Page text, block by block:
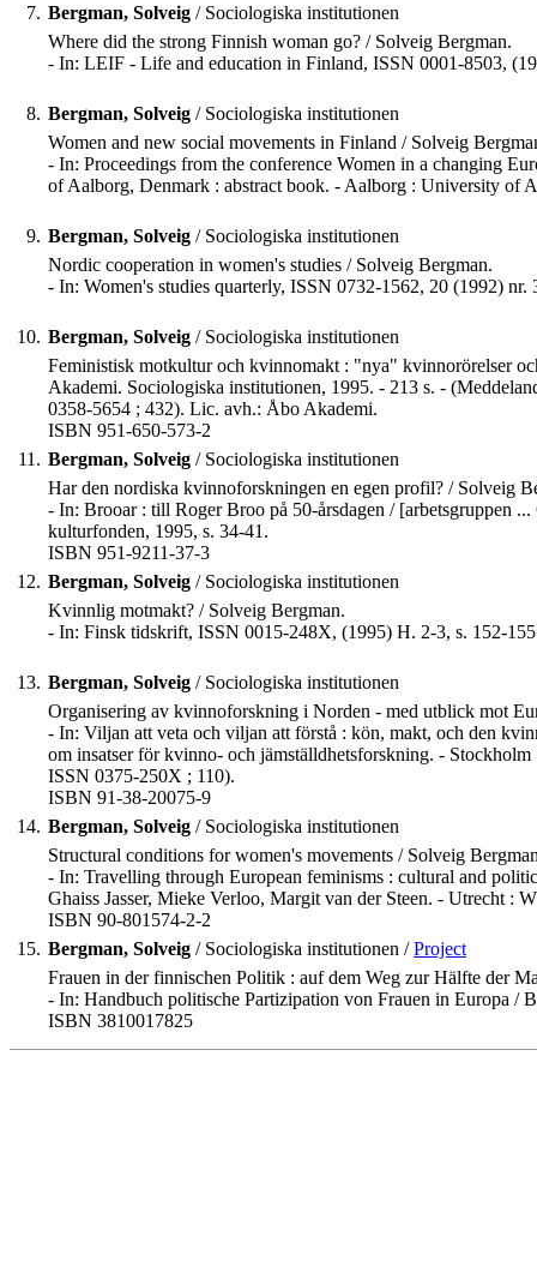
7. Bergman, Solveig / Sociologiska institutionen
Where did the strong Finnish woman go? / Solveig Bergman.
- In: LEIF - Life and education in Finland, ISSN 0001-8503,
8. Bergman, Solveig / Sociologiska institutionen
Women and new social movements in Finland / Solveig
- In: Proceedings from the conference Women in a changing
of Aalborg, Denmark : abstract book. - Aalborg : University of
9. Bergman, Solveig / Sociologiska institutionen
Nordic cooperation in women's studies / Solveig Bergman.
- In: Women's studies quarterly, ISSN 0732-1562, 20 (1992) nr.
10. Bergman, Solveig / Sociologiska institutionen
Feministisk motkultur och kvinnomakt : "nya" kvinnorörelser
Akademi. Sociologiska institutionen, 1995. - 213 s. -
0358-5654 ; 432). Lic. avh.: Åbo Akademi.
ISBN 951-650-573-2
11. Bergman, Solveig / Sociologiska institutionen
Har den nordiska kvinnoforskningen en egen profil? / Solveig
- In: Brooar : till Roger Broo på 50-årsdagen / [arbetsgruppen
kulturfonden, 1995, s. 34-41.
ISBN 951-9211-37-3
12. Bergman, Solveig / Sociologiska institutionen
Kvinnlig motmakt? / Solveig Bergman.
- In: Finsk tidskrift, ISSN 0015-248X, (1995) H. 2-3, s. 152-
13. Bergman, Solveig / Sociologiska institutionen
Organisering av kvinnoforskning i Norden - med utblick mot
- In: Viljan att veta och viljan att förstå : kön, makt, och den
om insatser för kvinno- och jämställdhetsforskning. -
ISSN 0375-250X ; 110).
ISBN 91-38-20075-9
14. Bergman, Solveig / Sociologiska institutionen
Structural conditions for women's movements / Solveig
- In: Travelling through European feminisms : cultural and
Ghaiss Jasser, Mieke Verloo, Margit van der Steen. - Utrecht :
ISBN 90-801574-2-2
15. Bergman, Solveig / Sociologiska institutionen /Project
Frauen in der finnischen Politik : auf dem Weg zur Hälfte der
- In: Handbuch politische Partizipation von Frauen in Europa /
ISBN 3810017825